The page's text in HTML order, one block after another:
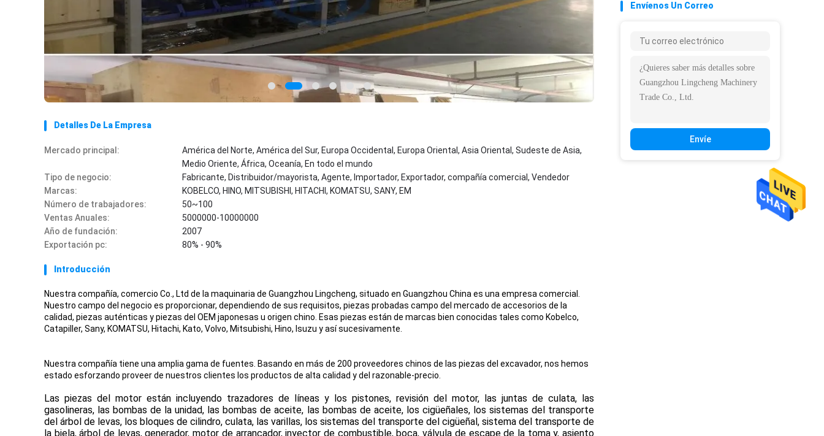
Detalles De La Empresa
Mercado principal:
América del Norte, América del Sur, Europa Occidental, Europa Oriental, Asia Oriental, Sudeste de Asia,
Medio Oriente, África, Oceanía, En todo el mundo
Tipo de negocio:
Fabricante, Distribuidor/mayorista, Agente, Importador, Exportador, compañía comercial, Vendedor
Marcas:
KOBELCO, HINO, MITSUBISHI, HITACHI, KOMATSU, SANY, EM
Número de trabajadores:
50~100
Ventas Anuales:
5000000-10000000
Año de fundación:
2007
Exportación pc:
80% - 90%
Introducción
Nuestra compañía, comercio Co., Ltd de la maquinaria de Guangzhou Lingcheng, situado en Guangzhou China es una empresa comercial.
Nuestro campo del negocio es proporcionar, dependiendo de sus requisitos, piezas probadas campo del mercado de accesorios de la
calidad, piezas auténticas y piezas del OEM japonesas u origen chino. Esas piezas están de marcas bien conocidas tales como Kobelco,
Catapiller, Sany, KOMATSU, Hitachi, Kato, Volvo, Mitsubishi, Hino, Isuzu y así sucesivamente.
Nuestra compañía tiene una amplia gama de fuentes. Basando en más de 200 proveedores chinos de las piezas del excavador, nos hemos
estado esforzando proveer de nuestros clientes los productos de alta calidad y del razonable-precio.
Las piezas del motor están incluyendo trazadores de líneas y los pistones, revisión del motor, las juntas de culata, las
gasolineras, las bombas de la unidad, las bombas de aceite, las bombas de aceite, los cigüeñales, los sistemas del transporte
del árbol de levas, los bloques de cilindro, culata, las varillas, los sistemas del transporte del cigüeñal, sistema del transporte de
la biela, árbol de levas, generador, motor de arrancador, inyector de combustible, boca, válvula de escape de la toma y, asiento
Envíenos Un Correo
Envíe